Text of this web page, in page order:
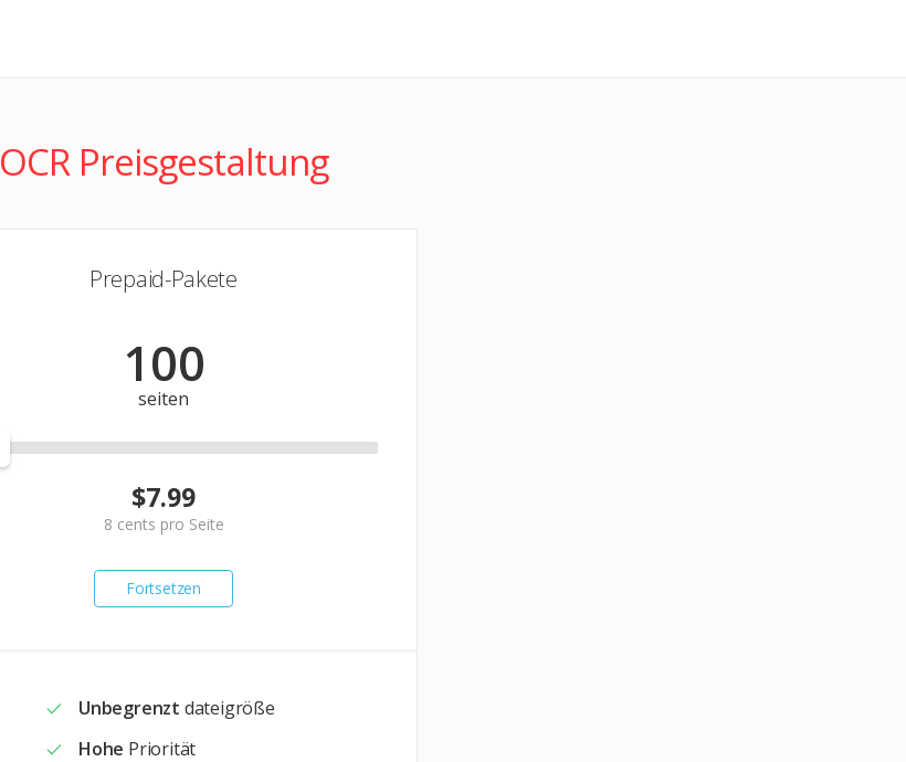
OCR Preisgestaltung
Prepaid-Pakete
100
seiten
$7.99
8 cents pro Seite
Fortsetzen
Unbegrenzt dateigröße
Hohe Priorität